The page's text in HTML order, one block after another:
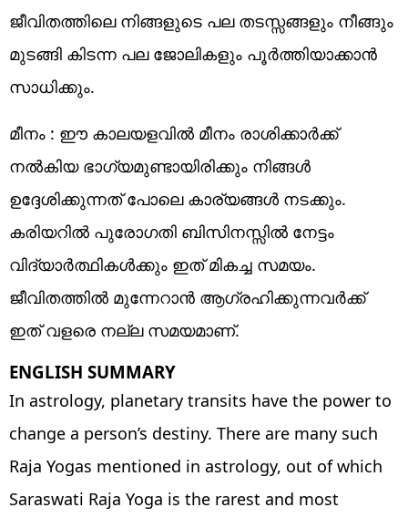
ജീവിതത്തിലെ നിങ്ങളുടെ പല തടസ്സങ്ങളും നീങ്ങും
മുടങ്ങി കിടന്ന പല ജോലികളും പൂർത്തിയാക്കാൻ
സാധിക്കും.
മീനം : ഈ കാലയളവിൽ മീനം രാശിക്കാർക്ക്
നൽകിയ ഭാഗ്യമുണ്ടായിരിക്കും നിങ്ങൾ
ഉദ്ദേശിക്കുന്നത് പോലെ കാര്യങ്ങൾ നടക്കും.
കരിയറിൽ പുരോഗതി ബിസിനസ്സിൽ നേട്ടം
വിദ്യാർത്ഥികൾക്കും ഇത് മികച്ച സമയം.
ജീവിതത്തിൽ മുന്നേറാൻ ആഗ്രഹിക്കുന്നവർക്ക്
ഇത് വളരെ നല്ല സമയമാണ്.
ENGLISH SUMMARY
In astrology, planetary transits have the power to
change a person’s destiny. There are many such
Raja Yogas mentioned in astrology, out of which
Saraswati Raja Yoga is the rarest and most